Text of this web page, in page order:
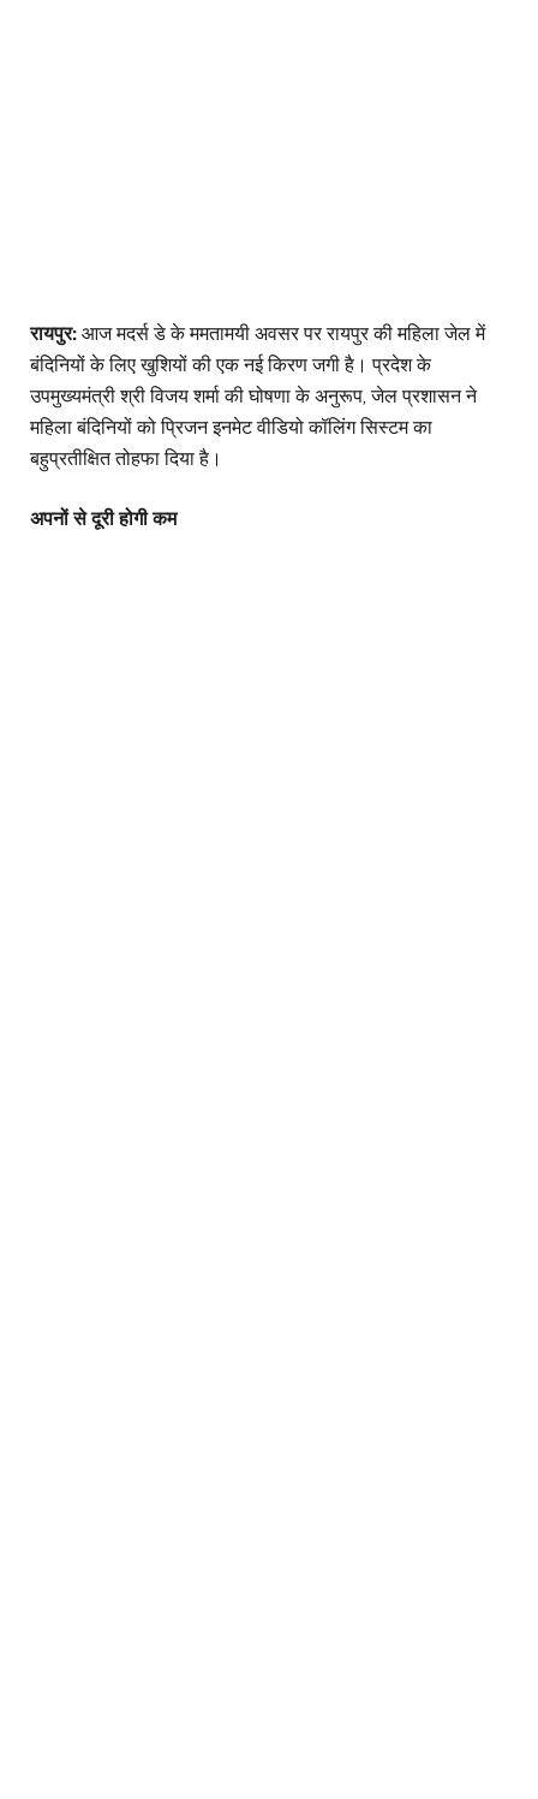
रायपुर: आज मदर्स डे के ममतामयी अवसर पर रायपुर की महिला जेल में
बंदिनियों के लिए खुशियों की एक नई किरण जगी है। प्रदेश के
उपमुख्यमंत्री श्री विजय शर्मा की घोषणा के अनुरूप, जेल प्रशासन ने
महिला बंदिनियों को प्रिजन इनमेट वीडियो कॉलिंग सिस्टम का
बहुप्रतीक्षित तोहफा दिया है।
अपनों से दूरी होगी कम